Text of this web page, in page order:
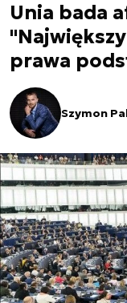
Unia bada
prawa
Szymon